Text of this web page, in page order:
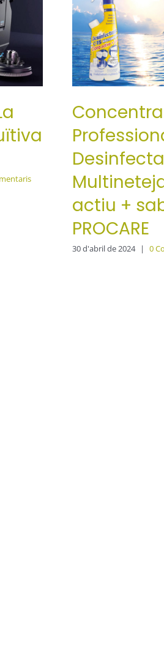
actiu +
PROCARE
30 d'abril de 2024 | 0